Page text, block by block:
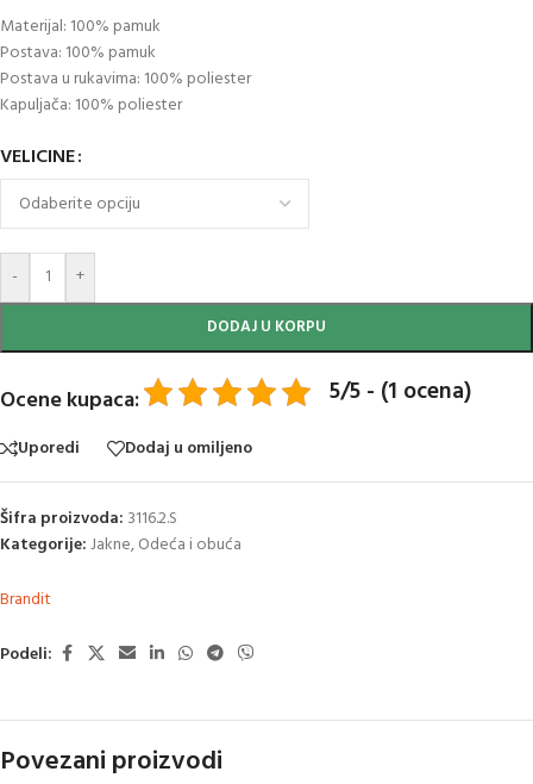
Materijal: 100% pamuk
Postava: 100% pamuk
Postava u rukavima: 100% poliester
Kapuljača: 100% poliester
VELICINE
- +
DODAJ U KORPU
Ocene kupaca: 5/5 - (1 ocena)
Uporedi Dodaj u omiljeno
Šifra proizvoda: 3116.2.S
Kategorije:Jakne,Odeća i obuća
Brandit
Podeli:
Povezani proizvodi